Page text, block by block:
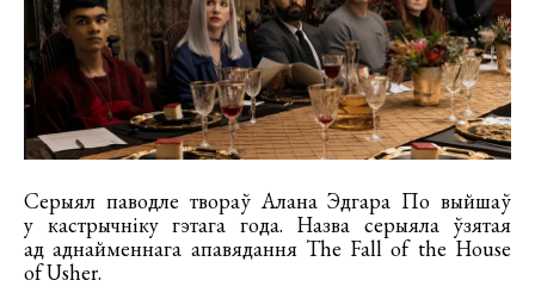
Серыял паводле твораў Алана Эдгара По выйшаў
у кастрычніку гэтага года. Назва серыяла ўзятая
ад аднайменнага апавядання The Fall of the House
of Usher.